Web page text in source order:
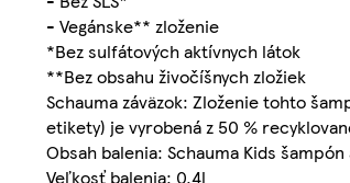
- Vegánske** zloženie
*Bez sulfátových aktívnych látok
**Bez obsahu živočíšnych zložiek
Schauma záväzok: Zloženie tohto
etikety) je vyrobená z 50 %
Obsah balenia: Schauma Kids
Veľkosť balenia: 0.4l